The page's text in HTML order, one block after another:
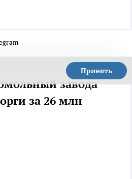
Принять
завода
за 26 млн